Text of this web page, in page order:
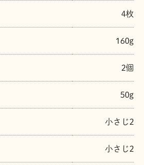
4枚
160g
2個
50g
小さじ2
小さじ2